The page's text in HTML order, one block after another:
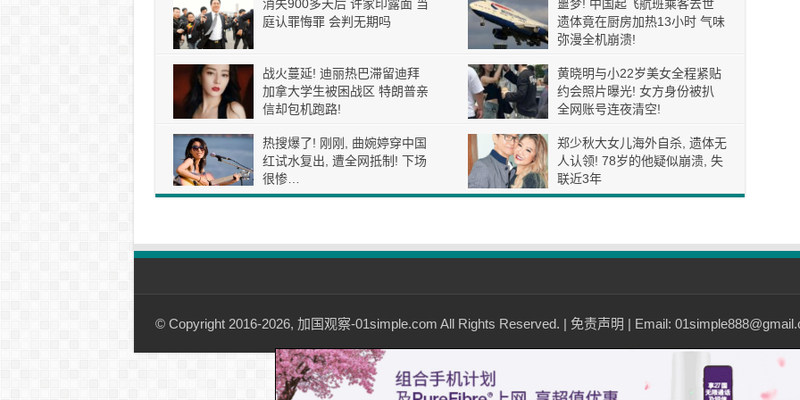
消失900多天后 许家印露面 当
庭认罪悔罪 会判无期吗
噩梦! 中国起飞航班乘客去世
遗体竟在厨房加热13小时 气味
弥漫全机崩溃!
战火蔓延! 迪丽热巴滞留迪拜
加拿大学生被困战区 特朗普亲
信却包机跑路!
黄晓明与小22岁美女全程紧贴
约会照片曝光! 女方身份被扒
全网账号连夜清空!
热搜爆了! 刚刚, 曲婉婷穿中国
红试水复出, 遭全网抵制! 下场
很惨…
郑少秋大女儿海外自杀, 遗体无
人认领! 78岁的他疑似崩溃, 失
联近3年
© Copyright 2016-2026, 加国观察-01simple.com All Rights Reserved. | 免责声明 | Email: